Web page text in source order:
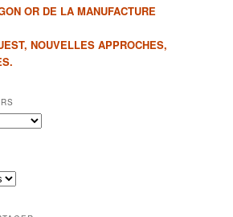
OR DE LA MANUFACTURE
NOUVELLES APPROCHES,